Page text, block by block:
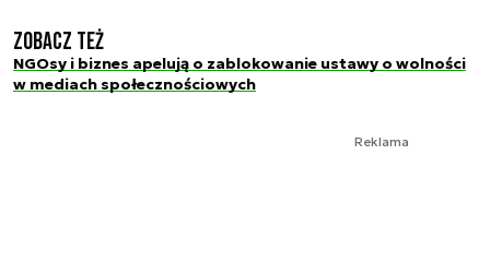
Zobacz też
NGOsy i biznes apelują o zablokowanie ustawy o wolności
w mediach społecznościowych
Reklama